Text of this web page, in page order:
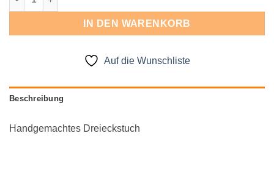
IN DEN WARENKORB
Auf die Wunschliste
Beschreibung
Handgemachtes Dreieckstuch